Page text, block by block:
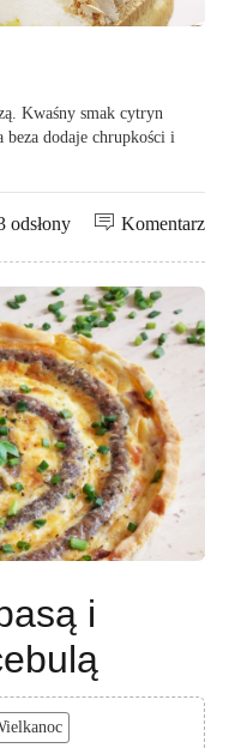
Kwaśny smak cytryn
beza dodaje chrupkości i
Komentarz
odsłony
i